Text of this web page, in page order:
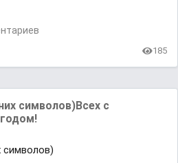
185
символов)Всех с
символов)